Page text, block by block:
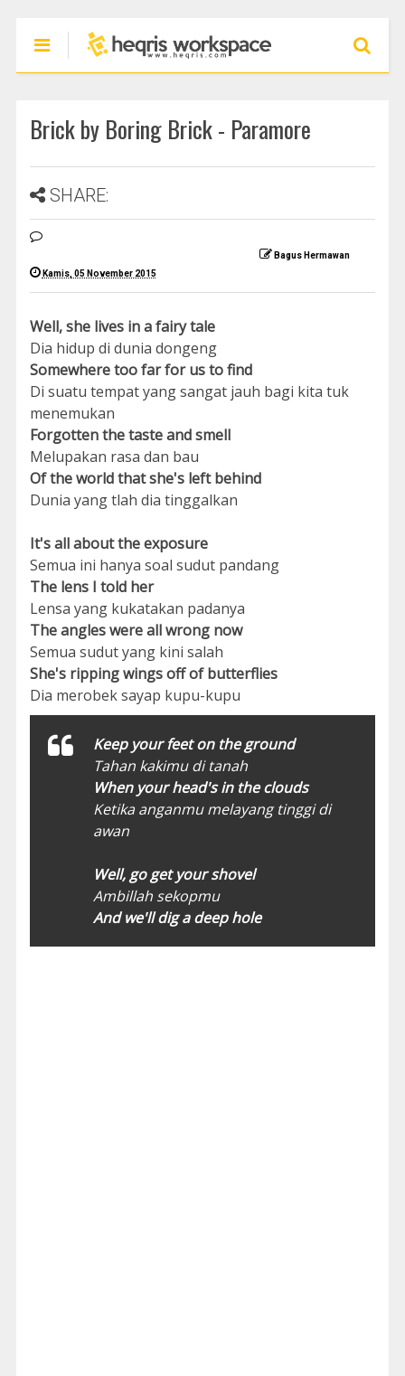
Brick by Boring Brick - Paramore
SHARE:
Bagus Hermawan
Kamis, 05 November 2015
Well, she lives in a fairy tale
Dia hidup di dunia dongeng
Somewhere too far for us to find
Di suatu tempat yang sangat jauh bagi kita tuk
menemukan
Forgotten the taste and smell
Melupakan rasa dan bau
Of the world that she's left behind
Dunia yang tlah dia tinggalkan
It's all about the exposure
Semua ini hanya soal sudut pandang
The lens I told her
Lensa yang kukatakan padanya
The angles were all wrong now
Semua sudut yang kini salah
She's ripping wings off of butterflies
Dia merobek sayap kupu-kupu
Keep your feet on the ground
Tahan kakimu di tanah
When your head's in the clouds
Ketika anganmu melayang tinggi di
awan
Well, go get your shovel
Ambillah sekopmu
And we'll dig a deep hole